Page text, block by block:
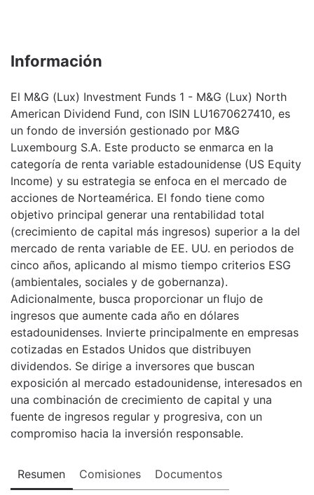
Información
El M&G (Lux) Investment Funds 1 - M&G (Lux) North
American Dividend Fund, con ISIN LU1670627410, es
un fondo de inversión gestionado por M&G
Luxembourg S.A. Este producto se enmarca en la
categoría de renta variable estadounidense (US Equity
Income) y su estrategia se enfoca en el mercado de
acciones de Norteamérica. El fondo tiene como
objetivo principal generar una rentabilidad total
(crecimiento de capital más ingresos) superior a la del
mercado de renta variable de EE. UU. en periodos de
cinco años, aplicando al mismo tiempo criterios ESG
(ambientales, sociales y de gobernanza).
Adicionalmente, busca proporcionar un flujo de
ingresos que aumente cada año en dólares
estadounidenses. Invierte principalmente en empresas
cotizadas en Estados Unidos que distribuyen
dividendos. Se dirige a inversores que buscan
exposición al mercado estadounidense, interesados en
una combinación de crecimiento de capital y una
fuente de ingresos regular y progresiva, con un
compromiso hacia la inversión responsable.
Resumen Comisiones Documentos